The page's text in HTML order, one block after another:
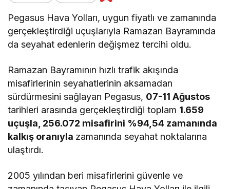
Pegasus Hava Yolları, uygun fiyatlı ve zamanında
gerçekleştirdiği uçuşlarıyla Ramazan Bayramında
da seyahat edenlerin değişmez tercihi oldu.
Ramazan Bayramının hızlı trafik akışında
misafirlerinin seyahatlerinin aksamadan
sürdürmesini sağlayan Pegasus, 07-11 Ağustos
tarihleri arasında gerçekleştirdiği toplam 1.659
uçuşla, 256.072 misafirini %94,54 zamanında
kalkış oranıyla zamanında seyahat noktalarına
ulaştırdı.
2005 yılından beri misafirlerini güvenle ve